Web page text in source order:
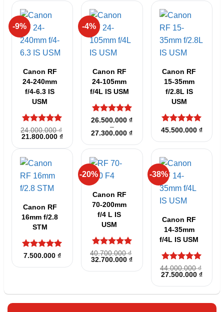
-9%
Canon RF
24-240mm
f/4-6.3 IS
USM
Được xếp
hạng55
24.000.000₫
Giá
là:
24.000.000 ₫.
21.800.000₫Giá
hiện
tại
21.800.000 ₫.
-4%
Canon RF
24-105mm
f/4L IS USM
Được xếp
hạng5
sao
26.500.000₫
–
27.300.000₫Khoảng
giá:
từ
27.300.000 ₫
Canon RF
15-35mm
f/2.8L IS
USM
Được xếp
45.500.000 ₫
Canon RF
16mm f/2.8
STM
Được xếp
7.500.000₫
-20%
Canon RF
70-200mm
f/4 L IS
USM
Được xếp
hạng55
40.700.000₫
Giá
là:
32.700.000₫Giá
hiện
tại
32.700.000 ₫.
-38%
Canon RF
14-35mm
f/4L IS USM
Được xếp
hạng55
44.000.000₫
Giá
là:
44.000.000 ₫.
27.500.000 ₫Giá
hiện
tại
là: